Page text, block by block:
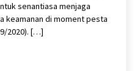
senantiasa menjaga
keamanan di moment pesta
2020). […]